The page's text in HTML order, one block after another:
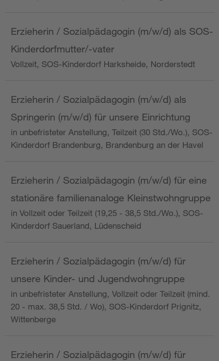
Erzieherin / Sozialpädagogin (m/w/d) als SOS-
Kinderdorfmutter/-vater
Vollzeit, SOS-Kinderdorf Harksheide, Norderstedt
Erzieherin / Sozialpädagogin (m/w/d) als
Springerin (m/w/d) für unsere Einrichtung
in unbefristeter Anstellung, Teilzeit (30 Std./Wo.), SOS-
Kinderdorf Brandenburg, Brandenburg an der Havel
Erzieherin / Sozialpädagogin (m/w/d) für eine
stationäre familienanaloge Kleinstwohngruppe
in Vollzeit oder Teilzeit (19,25 - 38,5 Std./Wo.), SOS-
Kinderdorf Sauerland, Lüdenscheid
Erzieherin / Sozialpädagogin (m/w/d) für
unsere Kinder- und Jugendwohngruppe
in unbefristeter Anstellung, Vollzeit oder Teilzeit (mind.
20 - max. 38,5 Std. / Wo), SOS-Kinderdorf Prignitz,
Wittenberge
Erzieherin / Sozialpädagogin (m/w/d) für